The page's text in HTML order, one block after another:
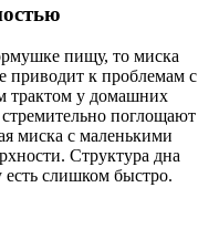
пищу, то миска
приводит к проблемам с
трактом у домашних
поглощают
миска с маленькими
Структура дна
слишком быстро.